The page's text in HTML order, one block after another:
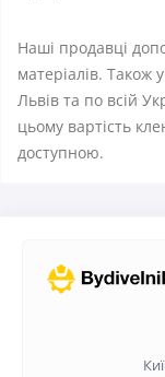
Наші продавці
матеріалів. Також
Львів та по всій
цьому вартість
доступною.